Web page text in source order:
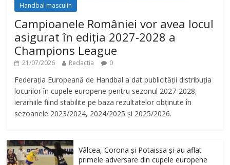
Handbal masculin
Campioanele României vor avea locul
asigurat în ediția 2027-2028 a
Champions League
21/07/2026 Redactia 0
Federația Europeană de Handbal a dat publicității distribuția
locurilor în cupele europene pentru sezonul 2027-2028,
ierarhiile fiind stabilite pe baza rezultatelor obținute în
sezoanele 2023/2024, 2024/2025 și 2025/2026.
Vâlcea, Corona și Potaissa și-au aflat
primele adversare din cupele europene